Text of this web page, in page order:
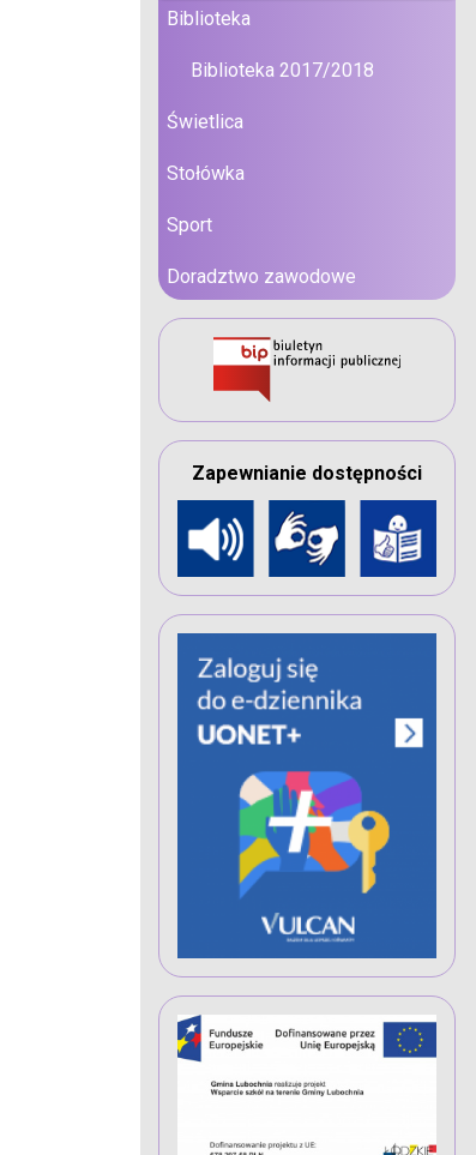
Biblioteka
Biblioteka 2017/2018
Świetlica
Stołówka
Sport
Doradztwo zawodowe
Zapewnianie dostępności